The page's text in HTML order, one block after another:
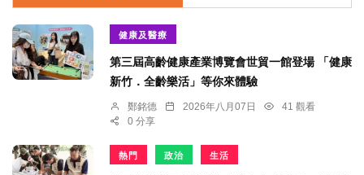
健康及醫療
第三屆高齡健康產業博覽會世貿一館登場 「健康
新竹．全齡樂活」等你來體驗
鄭銘德 2026年八月07日
41 觀看
0 分享
熱門 政治 生活